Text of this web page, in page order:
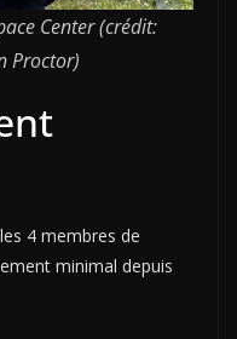
Center (crédit:
Proctor)
4 membres de
minimal depuis